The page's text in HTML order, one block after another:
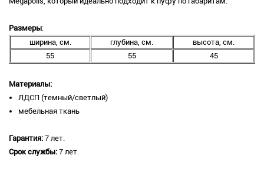
Размеры:
ширина, см.
глубина, см.
высота, см.
55
55 45
Материалы:
ЛДСП (темный/светлый)
мебельная ткань
Гарантия: 7 лет.
Срок службы: 7 лет.